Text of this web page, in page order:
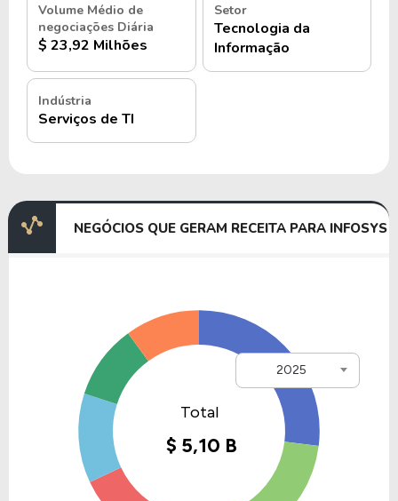
Volume Médio de
negociações Diária
$ 23,92 Milhões
Setor
Tecnologia da
Informação
Indústria
Serviços de TI
NEGÓCIOS QUE GERAM RECEITA PARA INFOSYS
2025